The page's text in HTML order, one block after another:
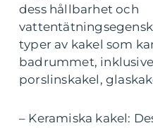
dess hållbarhet och
typer av kakel som
badrummet,
porslinskakel,
– Keramiska kakel: